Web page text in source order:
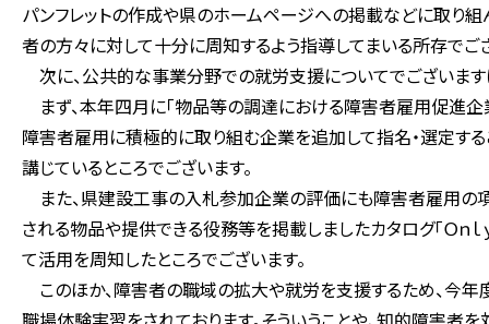
パンフレットの作成や県のホームページへの掲載などに取り
者の方々に対して十分に周知するよう指導してまいる所存でご
次に、公共的な事業分野での就労支援についてでございま
まず、本年四月に「物品等の調達における障害者雇用促進
障害者雇用に積極的に取り組む企業を追加して指名・選定す
講じているところでございます。
また、県建設工事の入札参加企業の評価にも障害者雇用の
される物品や提供できる役務等を掲載しましたカタログ「Ｏｎ
て活用を周知したところでございます。
このほか、障害者の職域の拡大や就労を支援するため、今